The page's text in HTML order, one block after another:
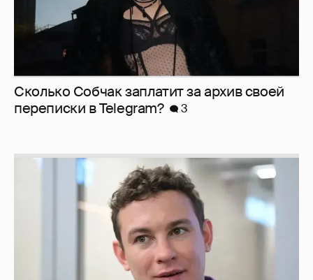
Сколько Собчак заплатит за архив своей
перeписки в Telegram?
3